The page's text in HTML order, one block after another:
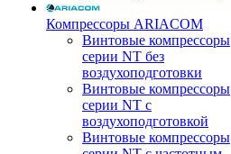
Компрессоры ARIACOM
Винтовые компрессоры
серии NT без
воздухоподготовки
Винтовые компрессоры
серии NT c
воздухоподготовкой
Винтовые компрессоры